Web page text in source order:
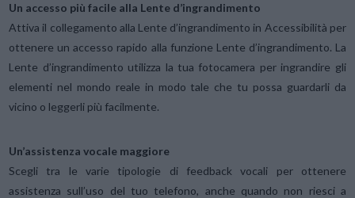
Un accesso più facile alla Lente d’ingrandimento
Attiva il collegamento alla Lente d’ingrandimento in Accessibilità per
ottenere un accesso rapido alla funzione Lente d’ingrandimento. La
Lente d’ingrandimento utilizza la tua fotocamera per ingrandire gli
elementi nel mondo reale in modo tale che tu possa guardarli da
vicino o leggerli più facilmente.
Un’assistenza vocale maggiore
Scegli tra le varie tipologie di feedback vocali per ottenere
assistenza sull’uso del tuo telefono, anche quando non riesci a